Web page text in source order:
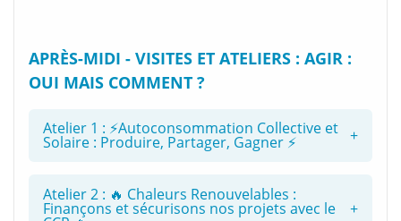
APRÈS-MIDI - VISITES ET ATELIERS : AGIR :
OUI MAIS COMMENT ?
Atelier 1 : ⚡Autoconsommation Collective et
Solaire : Produire, Partager, Gagner ⚡
Atelier 2 : 🔥 Chaleurs Renouvelables :
Finançons et sécurisons nos projets avec le